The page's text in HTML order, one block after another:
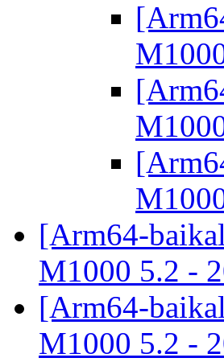
[Arm64-
M1000 5.2 -
[Arm64-
M1000 5.2 -